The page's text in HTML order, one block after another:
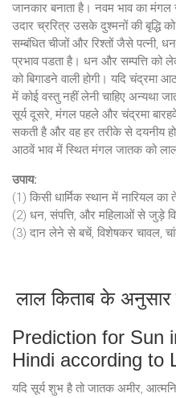
जानकार बनाता है। नवम भाव का
उदार च्ररित्र उसके दुश्मनों की बृद्धि
सम्बंधित चीजों और रिश्तों जैसे पत्नी,
प्रभाव पडता है। धन और सम्पत्ति को
को बिगाडने वाली होगी। यदि चंद्रमा
में कोई वस्तु नहीं लेनी चाहिए अन्यथा
सूर्य दूसरे, मंगल पहले और चंद्रमा
सकती है और वह हर तरीके से दयनीय
आठवें भाव में स्थित मंगल जातक को
उपाय:
(1) किसी धार्मिक स्थान में नारियल
(2) धन, संपत्ति, और महिलाओं से जुड़े
(3) दान लेने से बचें, विशेषकर चावल,
लाल किताब के अनुसार
Prediction for Sun
Hindi according to
यदि सूर्य शुभ है तो जातक अमीर,